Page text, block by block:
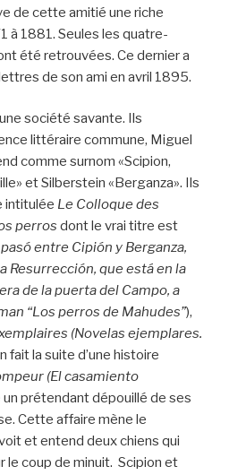
de cette amitié une riche
à 1881. Seules les quatre-
été retrouvées. Ce dernier a
de son ami en avril 1895.
société savante. Ils
littéraire commune, Miguel
comme surnom «Scipion,
et Silberstein «Berganza». Ils
intitulée Le Colloque des
perros dont le vrai titre est
entre Cipión y Berganza,
Resurrección, que está en la
de la puerta del Campo, a
“Los perros de Mahudes”),
(Novelas ejemplares.
fait la suite d’une histoire
(El casamiento
prétendant dépouillé de ses
Cette affaire mène le
et entend deux chiens qui
le coup de minuit. Scipion et